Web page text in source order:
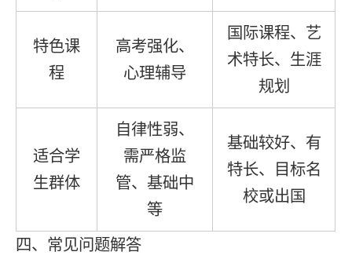
特色课
程
高考强化、
心理辅导
国际课程、艺
术特长、生涯
规划
适合学
生群体
自律性弱、
需严格监
管、基础中
等
基础较好、有
特长、目标名
校或出国
四、常见问题解答